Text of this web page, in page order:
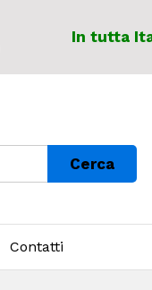
In tutta
Cerca
Contatti